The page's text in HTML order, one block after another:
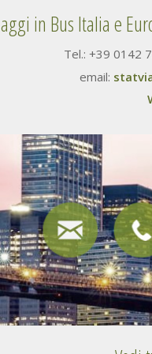
in Bus Italia e
Tel.: +39 0142
email: